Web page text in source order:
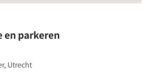
en parkeren
Utrecht